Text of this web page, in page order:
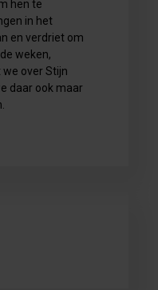
hen te
in het
en verdriet om
weken,
we over Stijn
daar ook maar